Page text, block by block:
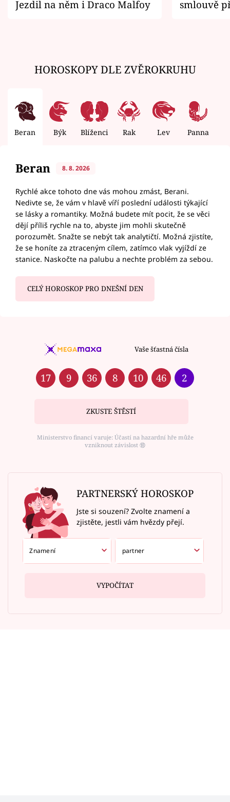
Jezdil na něm i Draco Malfoy
smlouvě
HOROSKOPY DLE ZVĚROKRUHU
Beran Býk Blíženci Rak Lev Panna
Beran 8. 8. 2026
Rychlé akce tohoto dne vás mohou zmást, Berani.
Nedivte se, že vám v hlavě víří poslední události týkající
se lásky a romantiky. Možná budete mít pocit, že se věci
dějí příliš rychle na to, abyste jim mohli skutečně
porozumět. Snažte se nebýt tak analytičtí. Možná zjistíte,
že se honíte za ztraceným cílem, zatímco vlak vyjíždí ze
stanice. Naskočte na palubu a nechte problém za sebou.
CELÝ HOROSKOP PRO DNEŠNÍ DEN
Vaše šťastná čísla
17 9 36 8 10 46 2
ZKUSTE ŠTĚSTÍ
Ministerstvo financí varuje: Účastí na hazardní hře může
vzniknout závislost ⑱
PARTNERSKÝ HOROSKOP
Jste si souzení? Zvolte znamení a
zjistěte, jestli vám hvězdy přejí.
VYPOČÍTAT